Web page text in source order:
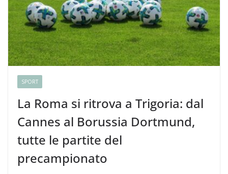
SPORT
La Roma si ritrova a Trigoria: dal
Cannes al Borussia Dortmund,
tutte le partite del
precampionato